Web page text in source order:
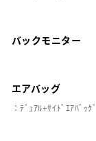
バックモニター
エアバッグ
：ﾃﾞｭｱﾙ+ｻｲﾄﾞｴｱﾊﾞｯｸﾞ